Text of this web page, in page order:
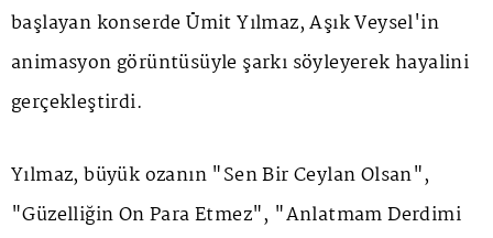
başlayan konserde Ümit Yılmaz, Aşık Veysel'in
animasyon görüntüsüyle şarkı söyleyerek hayalini
gerçekleştirdi.
Yılmaz, büyük ozanın "Sen Bir Ceylan Olsan",
"Güzelliğin On Para Etmez", "Anlatmam Derdimi